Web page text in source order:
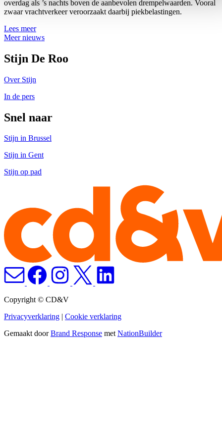
overdag als ’s nachts boven de aanbevolen drempelwaarden. Vooral
zwaar vrachtverkeer veroorzaakt daarbij piekbelastingen.
Lees meer
Meer nieuws
Stijn De Roo
Over Stijn
In de pers
Snel naar
Stijn in Brussel
Stijn in Gent
Stijn op pad
Copyright © CD&V
Privacyverklaring | Cookie verklaring
Gemaakt doorBrand Response metNationBuilder